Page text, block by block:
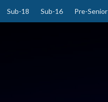
Sub-18 Sub-16 Pre-Senior